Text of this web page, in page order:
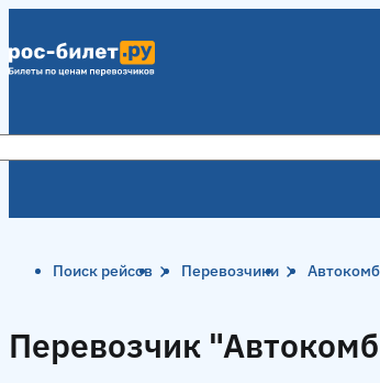
Поиск рейсов Перевозчики
Перевозчик
Перевозчик